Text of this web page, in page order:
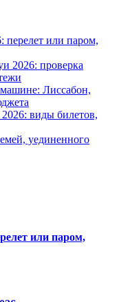
или паром,
2026: проверка
Лиссабон,
виды билетов,
уединенного
или паром,